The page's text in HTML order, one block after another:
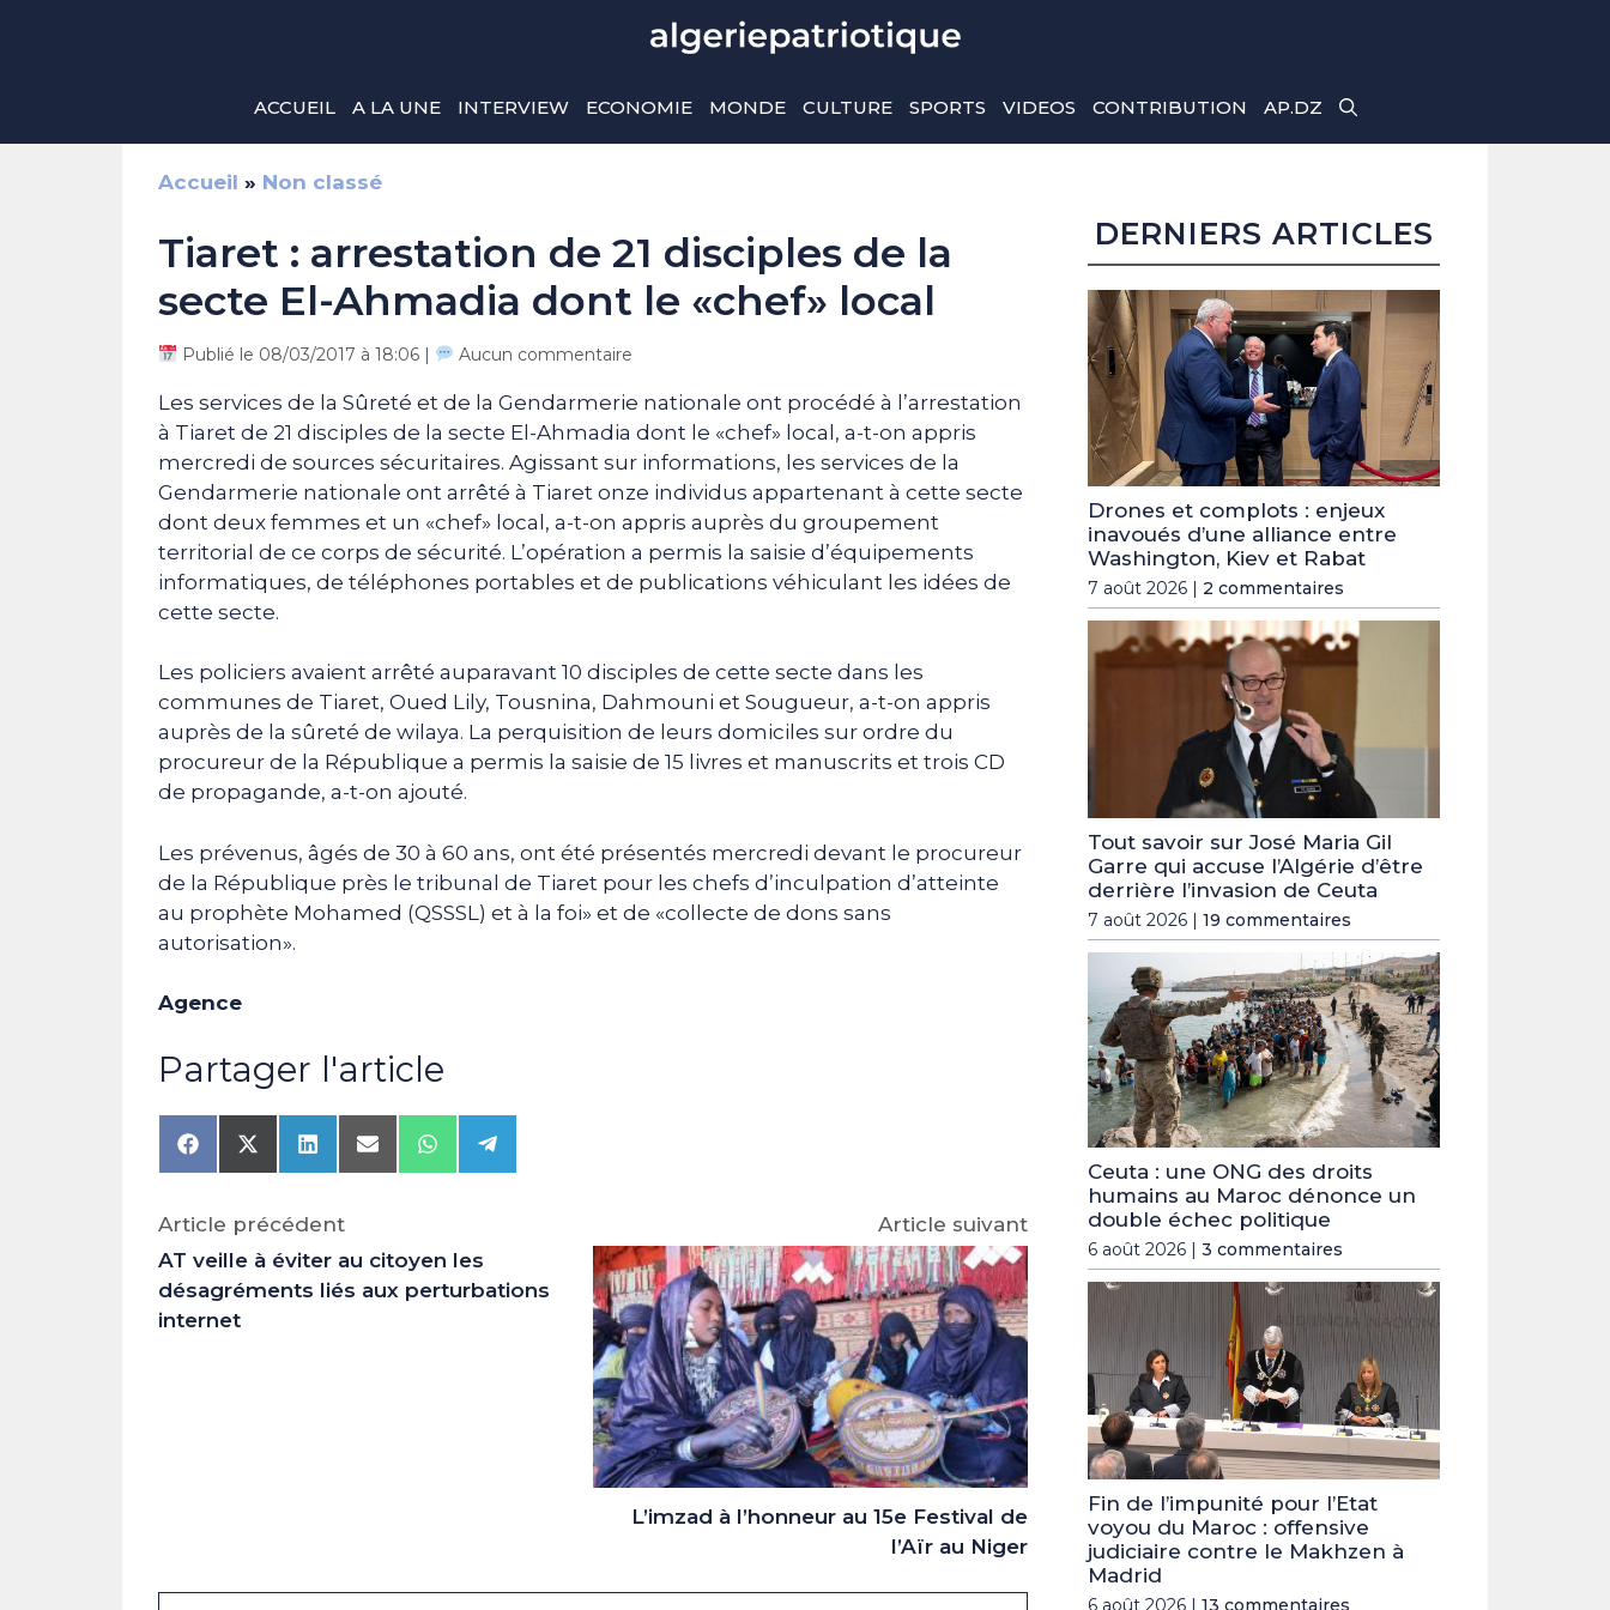
ACCUEIL A LA UNE INTERVIEW ECONOMIE MONDE CULTURE SPORTS VIDEOS CONTRIBUTION AP.DZ
Accueil » Non classé
Tiaret : arrestation de 21 disciples de la
secte El-Ahmadia dont le «chef» local
Publié le 08/03/2017 à 18:06 | Aucun commentaire
Les services de la Sûreté et de la Gendarmerie nationale ont procédé à l’arrestation
à Tiaret de 21 disciples de la secte El-Ahmadia dont le «chef» local, a-t-on appris
mercredi de sources sécuritaires. Agissant sur informations, les services de la
Gendarmerie nationale ont arrêté à Tiaret onze individus appartenant à cette secte
dont deux femmes et un «chef» local, a-t-on appris auprès du groupement
territorial de ce corps de sécurité. L’opération a permis la saisie d’équipements
informatiques, de téléphones portables et de publications véhiculant les idées de
cette secte.
Les policiers avaient arrêté auparavant 10 disciples de cette secte dans les
communes de Tiaret, Oued Lily, Tousnina, Dahmouni et Sougueur, a-t-on appris
auprès de la sûreté de wilaya. La perquisition de leurs domiciles sur ordre du
procureur de la République a permis la saisie de 15 livres et manuscrits et trois CD
de propagande, a-t-on ajouté.
Les prévenus, âgés de 30 à 60 ans, ont été présentés mercredi devant le procureur
de la République près le tribunal de Tiaret pour les chefs d’inculpation d’atteinte
au prophète Mohamed (QSSSL) et à la foi» et de «collecte de dons sans
autorisation».
Agence
Partager l'article
Share
on
Share
on
(Twitter)
Share
on
Share
on
Share
on
Share
on
Article précédent
AT veille à éviter au citoyen les
désagréments liés aux perturbations
internet
Article suivant
L’imzad à l’honneur au 15e Festival de
l’Aïr au Niger
DERNIERS ARTICLES
Drones et complots : enjeux
inavoués d’une alliance entre
Washington, Kiev et Rabat
7 août 2026 | 2 commentaires
Tout savoir sur José Maria Gil
Garre qui accuse l’Algérie d’être
derrière l’invasion de Ceuta
7 août 2026 | 19 commentaires
Ceuta : une ONG des droits
humains au Maroc dénonce un
double échec politique
6 août 2026 | 3 commentaires
Fin de l’impunité pour l’Etat
voyou du Maroc : offensive
judiciaire contre le Makhzen à
Madrid
6 août 2026 | 13 commentaires